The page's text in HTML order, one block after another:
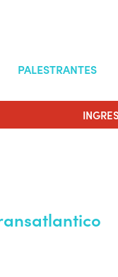
PALESTRANTES